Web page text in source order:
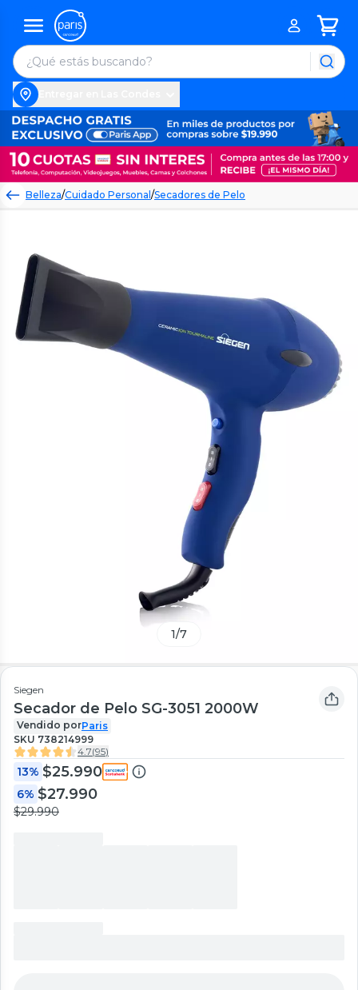
Belleza/Cuidado Personal/Secadores de Pelo
1/7
Siegen
Secador de Pelo SG-3051 2000W
Vendido porParis
SKU 738214999
4.7(95)
13% $25.990
6% $27.990
$29.990